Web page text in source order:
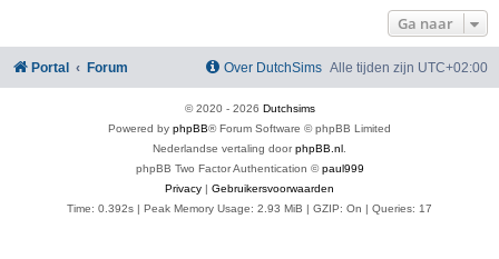
Ga naar
Portal Forum Alle tijden zijn UTC+02:00
Over DutchSims
© 2020 - 2026 Dutchsims
Powered by phpBB® Forum Software © phpBB Limited
Nederlandse vertaling doorphpBB.nl
phpBB Two Factor Authentication ©paul999
Privacy | Gebruikersvoorwaarden
Time: 0.392s | Peak Memory Usage: 2.93 MiB | GZIP: On | Queries: 17